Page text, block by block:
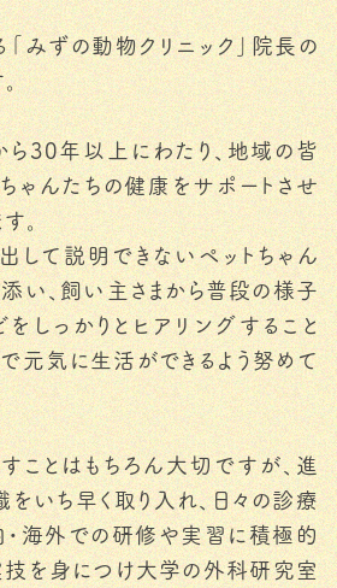
みずの動物クリニック」院長の
ら30年以上にわたり、地域の皆
ゃんたちの健康をサポートさせ
。
して説明できないペットちゃん
い、飼い主さまから普段の様子
しっかりとヒアリングすること
元気に生活ができるよう努めて
ことはもちろん大切ですが、進
いち早く取り入れ、日々の診療
・海外での研修や実習に積極的
技を身につけ大学の外科研究室